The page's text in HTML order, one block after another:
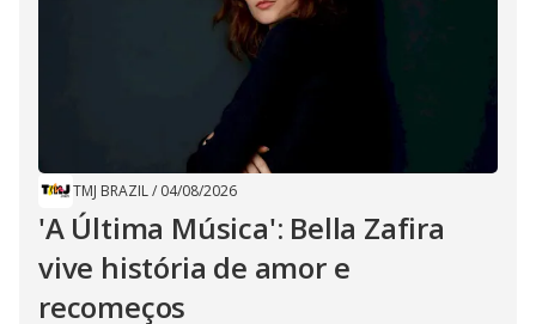
TMJ BRAZIL/ 04/08/2026
'A Última Música': Bella Zafira
vive história de amor e
recomeços